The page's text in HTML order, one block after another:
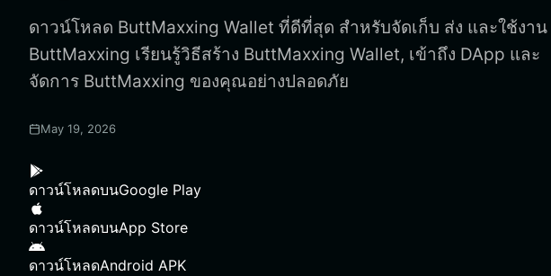
ดาวน์โหลด ButtMaxxing Wallet ที่ดีที่สุด สำหรับจัดเก็บ ส่ง และใช้งาน
ButtMaxxing เรียนรู้วิธีสร้าง ButtMaxxing Wallet, เข้าถึง DApp และ
จัดการ ButtMaxxing ของคุณอย่างปลอดภัย
May 19, 2026
ดาวน์โหลดบนGoogle Play
ดาวน์โหลดบนApp Store
ดาวน์โหลดAndroid APK